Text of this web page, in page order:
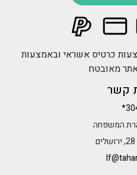
קשר
המשפחה
כרטיס אשראי ובאמצעות